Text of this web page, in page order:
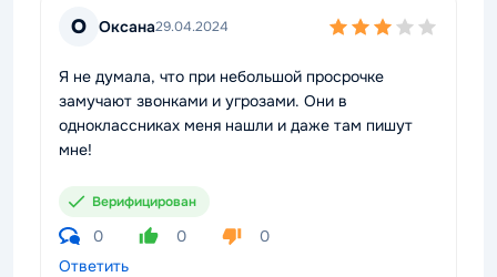
О Оксана29.04.2024
Я не думала, что при небольшой просрочке
замучают звонками и угрозами. Они в
одноклассниках меня нашли и даже там пишут
мне!
Верифицирован
0 0
0
Ответить